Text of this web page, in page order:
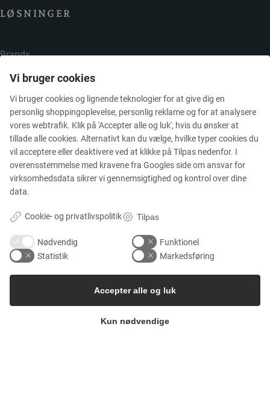
LØSNINGER
Brands
Produkter
Services
Food & Beverage
Pharma & Biotech – Multi-Use Solutions
Pharma & Biotech – Single-Use Solutions
Vi bruger cookies
Vi bruger cookies og lignende teknologier for at give dig en
personlig shoppingoplevelse, personlig reklame og for at analysere
vores webtrafik. Klik på 'Accepter alle og luk', hvis du ønsker at
tillade alle cookies. Alternativt kan du vælge, hvilke typer cookies du
vil acceptere eller deaktivere ved at klikke på Tilpas nedenfor. I
overensstemmelse med kravene fra Googles side om ansvar for
virksomhedsdata sikrer vi gennemsigtighed og kontrol over dine
data.
Cookie- og privatlivspolitik Tilpas
Nødvendig
Funktionel
Statistik
Markedsføring
Kun nødvendige
Accepter alle og luk